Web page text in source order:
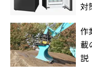
対
作
載
説